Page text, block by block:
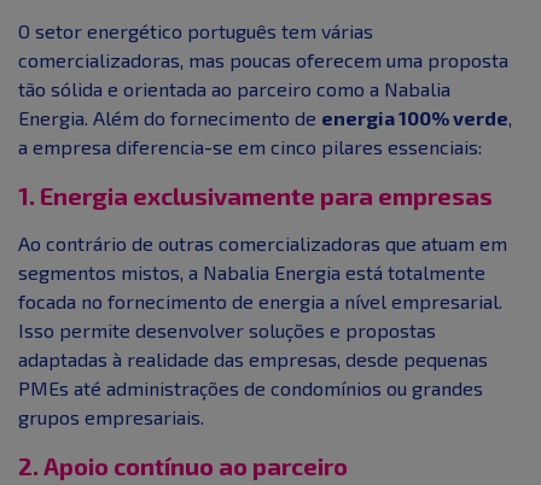
O setor energético português tem várias
comercializadoras, mas poucas oferecem uma proposta
tão sólida e orientada ao parceiro como a Nabalia
Energia. Além do fornecimento de energia 100% verde,
a empresa diferencia-se em cinco pilares essenciais:
1. Energia exclusivamente para empresas
Ao contrário de outras comercializadoras que atuam em
segmentos mistos, a Nabalia Energia está totalmente
focada no fornecimento de energia a nível empresarial.
Isso permite desenvolver soluções e propostas
adaptadas à realidade das empresas, desde pequenas
PMEs até administrações de condomínios ou grandes
grupos empresariais.
2. Apoio contínuo ao parceiro